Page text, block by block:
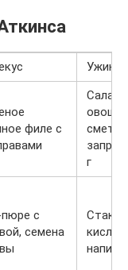
Ужин
филе с
Салат
г
с
семена
Стакан